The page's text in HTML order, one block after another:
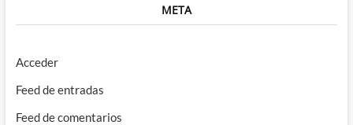
META
Acceder
Feed de entradas
Feed de comentarios